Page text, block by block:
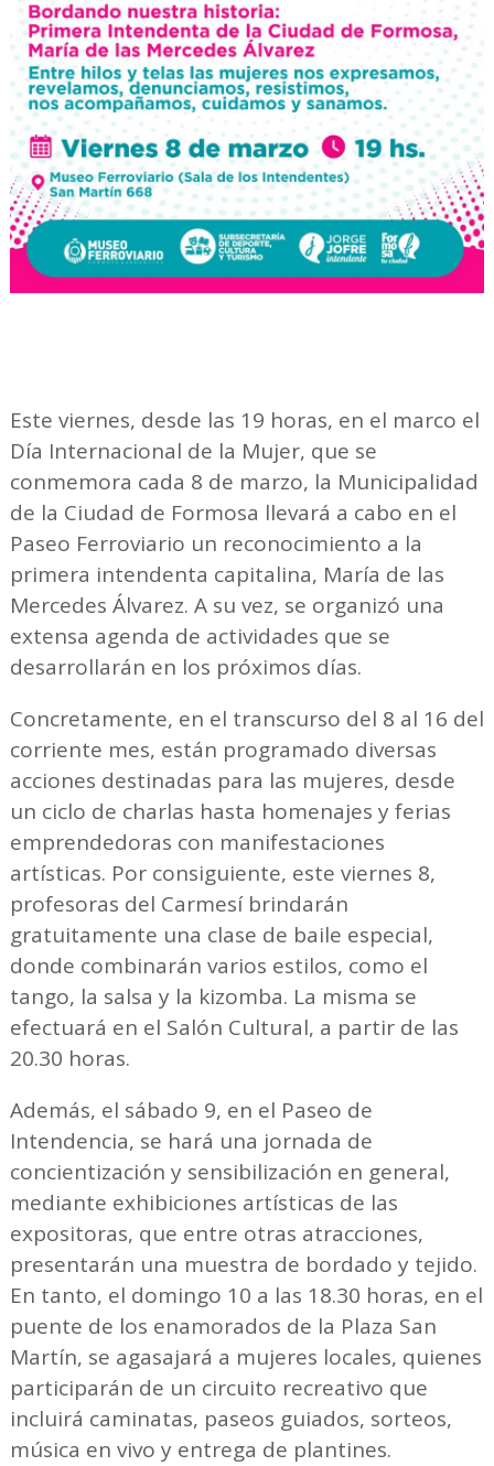
Este viernes, desde las 19 horas, en el marco el
Día Internacional de la Mujer, que se
conmemora cada 8 de marzo, la Municipalidad
de la Ciudad de Formosa llevará a cabo en el
Paseo Ferroviario un reconocimiento a la
primera intendenta capitalina, María de las
Mercedes Álvarez. A su vez, se organizó una
extensa agenda de actividades que se
desarrollarán en los próximos días.
Concretamente, en el transcurso del 8 al 16 del
corriente mes, están programado diversas
acciones destinadas para las mujeres, desde
un ciclo de charlas hasta homenajes y ferias
emprendedoras con manifestaciones
artísticas. Por consiguiente, este viernes 8,
profesoras del Carmesí brindarán
gratuitamente una clase de baile especial,
donde combinarán varios estilos, como el
tango, la salsa y la kizomba. La misma se
efectuará en el Salón Cultural, a partir de las
20.30 horas.
Además, el sábado 9, en el Paseo de
Intendencia, se hará una jornada de
concientización y sensibilización en general,
mediante exhibiciones artísticas de las
expositoras, que entre otras atracciones,
presentarán una muestra de bordado y tejido.
En tanto, el domingo 10 a las 18.30 horas, en el
puente de los enamorados de la Plaza San
Martín, se agasajará a mujeres locales, quienes
participarán de un circuito recreativo que
incluirá caminatas, paseos guiados, sorteos,
música en vivo y entrega de plantines.